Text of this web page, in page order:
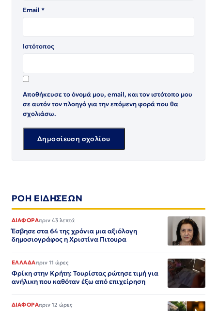
Email *
Ιστότοπος
Αποθήκευσε το όνομά μου, email, και τον ιστότοπο μου
σε αυτόν τον πλοηγό για την επόμενη φορά που θα
σχολιάσω.
ΡΟΗ ΕΙΔΗΣΕΩΝ
ΔΙΑΦΟΡΑπριν 43 λεπτά
Έσβησε στα 64 της χρόνια μια αξιόλογη
δημοσιογράφος η Χριστίνα Πιτουρα
ΕΛΛΑΔΑπριν 11 ώρες
Φρίκη στην Κρήτη: Τουρίστας ρώτησε τιμή για
ανήλικη που καθόταν έξω από επιχείρηση
ΔΙΑΦΟΡΑπριν 12 ώρες